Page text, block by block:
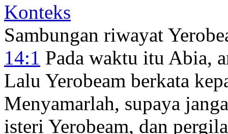
Konteks
Sambungan riwayat
14:1 Pada waktu itu Abia,
Lalu Yerobeam berkata
Menyamarlah, supaya
isteri Yerobeam, dan